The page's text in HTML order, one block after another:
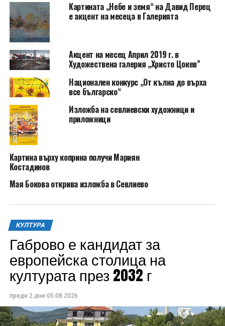
Картината „Небе и земя“ на Давид Перец
е акцент на месеца в Галерията
Акцент на месец Април 2019 г. в
Художествена галерия „Христо Цокев”
Национален конкурс „От кълна до върха
все българско“
Изложба на севлиевски художници и
приложници
Картина върху коприна получи Мариян
Костадинов
Мая Бокова открива изложба в Севлиево
КУЛТУРА
Габрово е кандидат за
европейска столица на
културата през 2032 г
преди 2 дни 05.08.2026